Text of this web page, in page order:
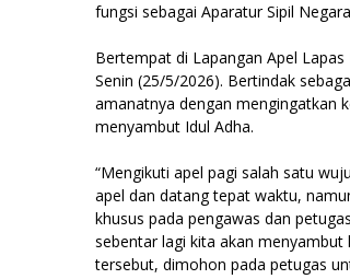
fungsi sebagai Aparatur Sipil
Bertempat di Lapangan Apel
Senin (25/5/2026). Bertindak
amanatnya dengan mengingatkan
menyambut Idul Adha.
“Mengikuti apel pagi salah satu
apel dan datang tepat waktu,
khusus pada pengawas dan
sebentar lagi kita akan
tersebut, dimohon pada petugas